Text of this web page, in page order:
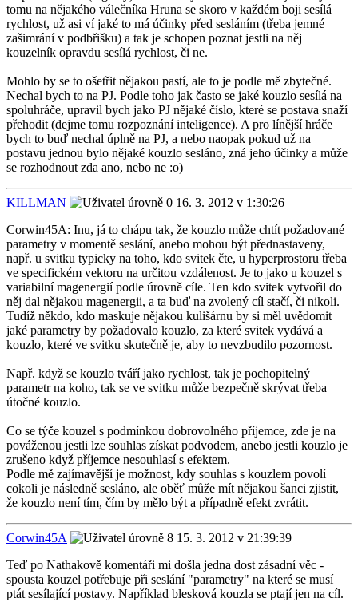
tomu na nějakého válečníka Hruna se skoro v každém boji sesílá
rychlost, už asi ví jaké to má účinky před sesláním (třeba jemné
zašimrání v podbřišku) a tak je schopen poznat jestli na něj
kouzelník opravdu sesílá rychlost, či ne.
Mohlo by se to ošetřit nějakou pastí, ale to je podle mě zbytečné.
Nechal bych to na PJ. Podle toho jak často se jaké kouzlo sesílá na
spoluhráče, upravil bych jako PJ nějaké číslo, které se postava snaží
přehodit (dejme tomu rozpoznání inteligence). A pro línější hráče
bych to buď nechal úplně na PJ, a nebo naopak pokud už na
postavu jednou bylo nějaké kouzlo sesláno, zná jeho účinky a může
se rozhodnout zda ano, nebo ne :o)
KILLMAN
16. 3. 2012 v 1:30:26
Corwin45A: Inu, já to chápu tak, že kouzlo může chtít požadované
parametry v momentě seslání, anebo mohou být přednastaveny,
např. u svitku typicky na toho, kdo svitek čte, u hyperprostoru třeba
ve specifickém vektoru na určitou vzdálenost. Je to jako u kouzel s
variabilní magenergií podle úrovně cíle. Ten kdo svitek vytvořil do
něj dal nějakou magenergii, a ta buď na zvolený cíl stačí, či nikoli.
Tudíž někdo, kdo maskuje nějakou kulišárnu by si měl uvědomit
jaké parametry by požadovalo kouzlo, za které svitek vydává a
kouzlo, které ve svitku skutečně je, aby to nevzbudilo pozornost.
Např. když se kouzlo tváří jako rychlost, tak je pochopitelný
parametr na koho, tak se ve svitku může bezpečně skrývat třeba
útočné kouzlo.
Co se týče kouzel s podmínkou dobrovolného příjemce, zde je na
pováženou jestli lze souhlas získat podvodem, anebo jestli kouzlo je
zrušeno když příjemce nesouhlasí s efektem.
Podle mě zajímavější je možnost, kdy souhlas s kouzlem povolí
cokoli je následně sesláno, ale oběť může mít nějakou šanci zjistit,
že kouzlo není tím, čím by mělo být a případně efekt zvrátit.
Corwin45A
15. 3. 2012 v 21:39:39
Teď po Nathakově komentáři mi došla jedna dost zásadní věc -
spousta kouzel potřebuje při seslání "parametry" na které se musí
ptát sesílající postavy. Například blesková kouzla se ptají jen na cíl.